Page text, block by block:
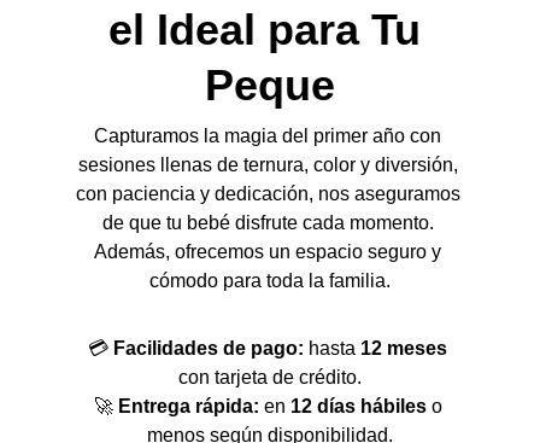
el Ideal para Tu
Peque
Capturamos la magia del primer año con
sesiones llenas de ternura, color y diversión,
con paciencia y dedicación, nos aseguramos
de que tu bebé disfrute cada momento.
Además, ofrecemos un espacio seguro y
cómodo para toda la familia.
💳 Facilidades de pago: hasta 12 meses
con tarjeta de crédito.
🚀 Entrega rápida: en 12 días hábiles o
menos según disponibilidad.